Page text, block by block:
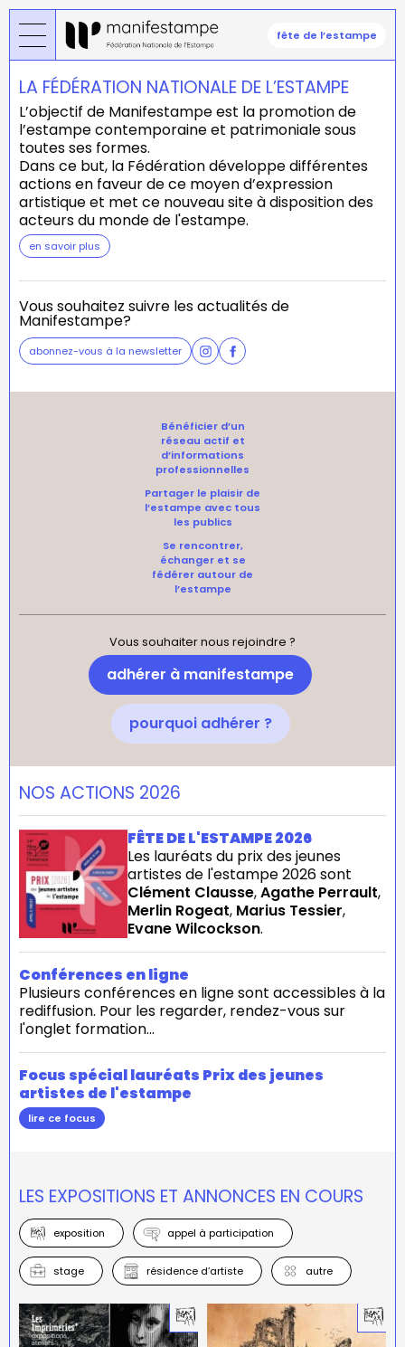
Aller
au
contenu
principal
fête de l’estampe
LA FÉDÉRATION NATIONALE DE L’ESTAMPE
L’objectif de Manifestampe est la promotion de
l’estampe contemporaine et patrimoniale sous
toutes ses formes.
Dans ce but, la Fédération développe différentes
actions en faveur de ce moyen d’expression
artistique et met ce nouveau site à disposition des
acteurs du monde de l'estampe.
en savoir plus
Vous souhaitez suivre les actualités de
Manifestampe?
abonnez-vous à la newsletter
Bénéficier d’un
réseau actif et
d’informations
professionnelles
Partager le plaisir de
l’estampe avec tous
les publics
Se rencontrer,
échanger et se
fédérer autour de
l’estampe
Vous souhaiter nous rejoindre ?
adhérer à manifestampe
pourquoi adhérer ?
NOS ACTIONS 2026
FÊTE DE L'ESTAMPE 2026
Les lauréats du prix des jeunes
artistes de l'estampe 2026 sont
Clément Clausse,Agathe Perrault,
Merlin Rogeat, Marius Tessier,
Evane Wilcockson.
Conférences en ligne
Plusieurs conférences en ligne sont accessibles à la
rediffusion. Pour les regarder, rendez-vous sur
l'onglet formation...
Focus spécial lauréats Prix des jeunes
artistes de l'estampe
lire ce focus
LES EXPOSITIONS ET ANNONCES EN COURS
exposition appel à participation
stage résidence d’artiste autre